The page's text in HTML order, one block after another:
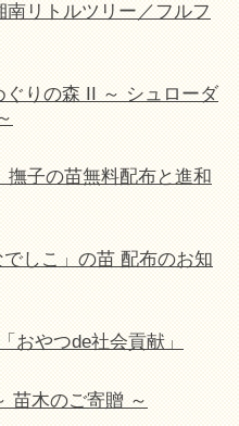
リトルツリー／フルフ
ぐりの森 II ～ シュローダ
子の苗無料配布と進和
しこ」の苗 配布のお知
おやつde社会貢献」
苗木のご寄贈 ～